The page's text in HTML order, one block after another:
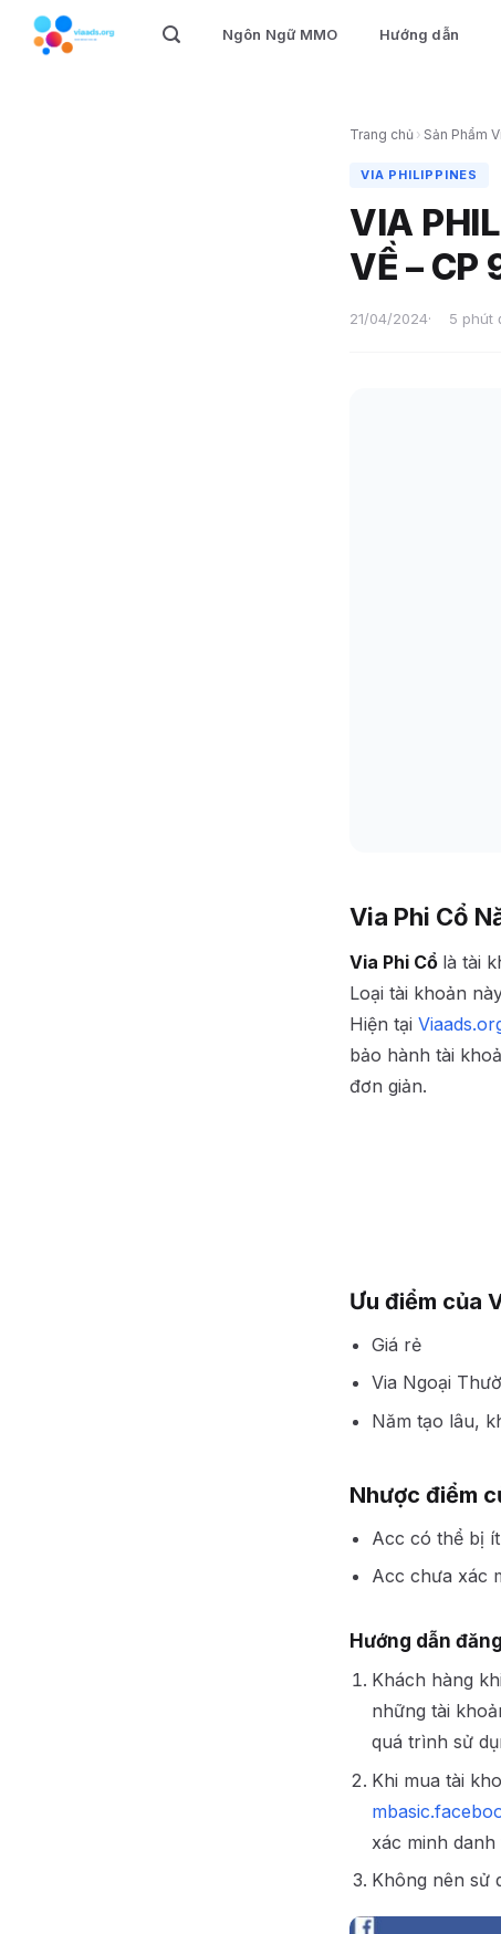
Ngôn Ngữ MMO Hướng dẫn
Trang chủ › Sản Phẩm
VIA PHILIPPINES
VIA
VỀ – CP
21/04/2024 5 phút
Via Phi Cổ
Via Phi Cổ là tài
Loại tài khoản
Hiện tại
bảo hành tài
đơn giản.
Ưu điểm của
Giá rẻ
Via Ngoại
Năm tạo lâu,
Nhược điểm
Acc có thể bị
Acc chưa xác
Hướng dẫn
Khách hàng
những tài
quá trình sử
Khi mua tài
xác minh
Không nên sử